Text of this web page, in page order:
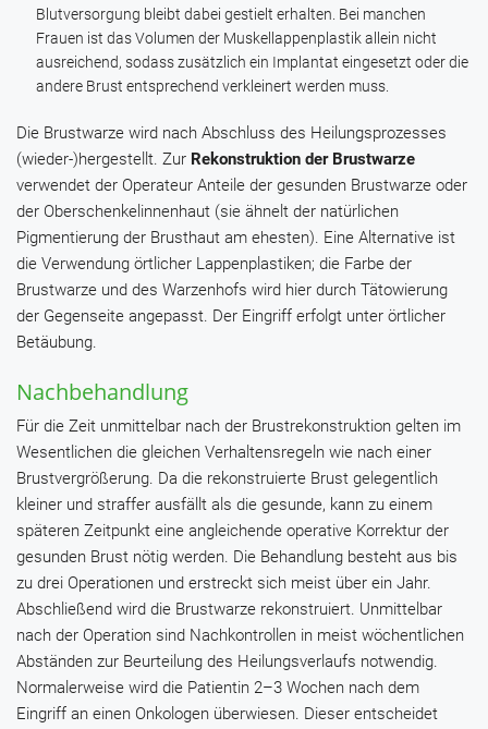
Blutversorgung bleibt dabei gestielt erhalten. Bei manchen
Frauen ist das Volumen der Muskellappenplastik allein nicht
ausreichend, sodass zusätzlich ein Implantat eingesetzt oder die
andere Brust entsprechend verkleinert werden muss.
Die Brustwarze wird nach Abschluss des Heilungsprozesses
(wieder-)hergestellt. Zur Rekonstruktion der Brustwarze
verwendet der Operateur Anteile der gesunden Brustwarze oder
der Oberschenkelinnenhaut (sie ähnelt der natürlichen
Pigmentierung der Brusthaut am ehesten). Eine Alternative ist
die Verwendung örtlicher Lappenplastiken; die Farbe der
Brustwarze und des Warzenhofs wird hier durch Tätowierung
der Gegenseite angepasst. Der Eingriff erfolgt unter örtlicher
Betäubung.
Nachbehandlung
Für die Zeit unmittelbar nach der Brustrekonstruktion gelten im
Wesentlichen die gleichen Verhaltensregeln wie nach einer
Brustvergrößerung. Da die rekonstruierte Brust gelegentlich
kleiner und straffer ausfällt als die gesunde, kann zu einem
späteren Zeitpunkt eine angleichende operative Korrektur der
gesunden Brust nötig werden. Die Behandlung besteht aus bis
zu drei Operationen und erstreckt sich meist über ein Jahr.
Abschließend wird die Brustwarze rekonstruiert. Unmittelbar
nach der Operation sind Nachkontrollen in meist wöchentlichen
Abständen zur Beurteilung des Heilungsverlaufs notwendig.
Normalerweise wird die Patientin 2–3 Wochen nach dem
Eingriff an einen Onkologen überwiesen. Dieser entscheidet